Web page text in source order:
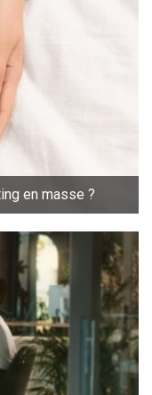
en masse ?